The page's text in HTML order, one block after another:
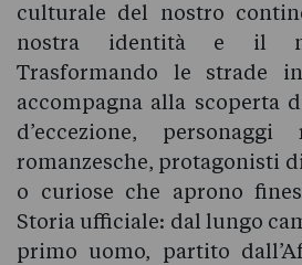
culturale del nostro
nostra identità e il
Trasformando le strade
accompagna alla scoperta
d’eccezione,
romanzesche, protagonisti
o curiose che aprono
Storia ufficiale: dal lungo
primo uomo, partito